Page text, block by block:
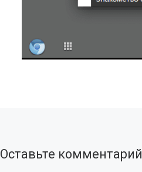
Оставьте комментарий